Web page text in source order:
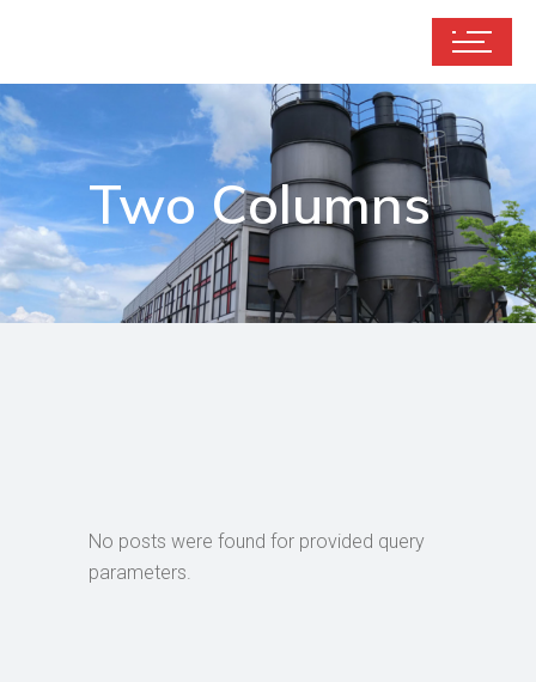
Two Columns
No posts were found for provided query
parameters.